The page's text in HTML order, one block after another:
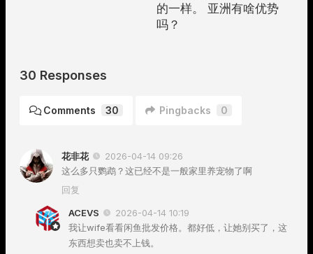
的一样。 亚洲有啥优势
吗？
30 Responses
Comments 30 Pingbacks 0
花非花
2026-04-14 09:26
这么多只鹦鹉？这已经不是一般家里养宠物了啊
回复
ACEVS
2026-04-14 10:19
我让wife看看闲鱼批发价格。都好低，让她别买了，这
东西想卖也卖不上钱。